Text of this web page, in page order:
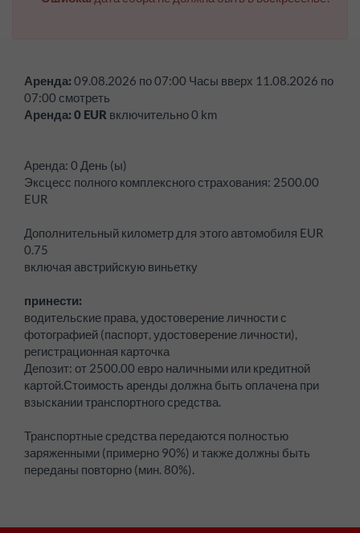
Аренда:09.08.2026 по07:00 Часы вверх 11.08.2026 по
07:00 смотреть
Аренда:0 EUR включительно0 km
Аренда: 0 День (ы)
Эксцесс полного комплексного страхования: 2500.00
EUR
Дополнительный километр для этого автомобиля EUR
0.75
включая австрийскую виньетку
принести:
водительские права, удостоверение личности с
фотографией (паспорт, удостоверение личности),
регистрационная карточка
Депозит: от 2500.00 евро наличными или кредитной
картой.Стоимость аренды должна быть оплачена при
взыскании транспортного средства.
Транспортные средства передаются полностью
заряженными (примерно 90%) и также должны быть
переданы повторно (мин. 80%).